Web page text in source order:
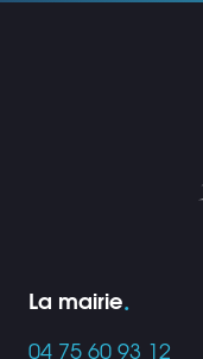
La mairie
04 75 60 93 12